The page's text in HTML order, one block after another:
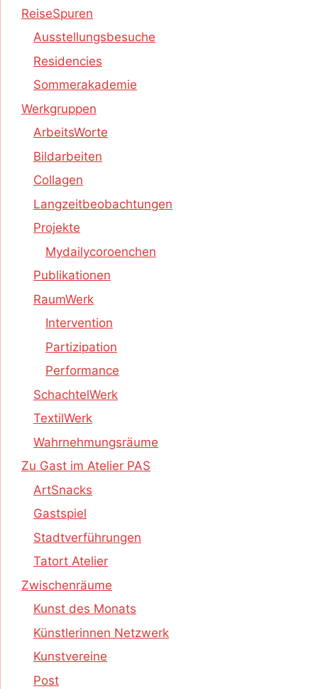
ReiseSpuren
Ausstellungsbesuche
Residencies
Sommerakademie
Werkgruppen
ArbeitsWorte
Bildarbeiten
Collagen
Langzeitbeobachtungen
Projekte
Mydailycoroenchen
Publikationen
RaumWerk
Intervention
Partizipation
Performance
SchachtelWerk
TextilWerk
Wahrnehmungsräume
Zu Gast im Atelier PAS
ArtSnacks
Gastspiel
Stadtverführungen
Tatort Atelier
Zwischenräume
Kunst des Monats
Künstlerinnen Netzwerk
Kunstvereine
Post